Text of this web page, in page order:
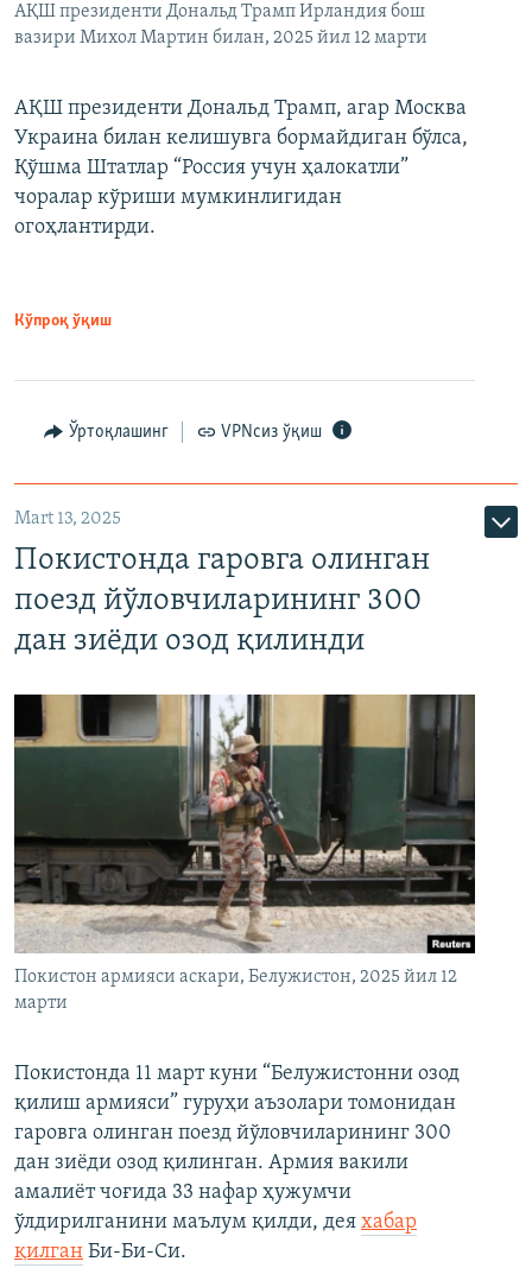
АҚШ президенти Дональд Трамп Ирландия бош
вазири Михол Мартин билан, 2025 йил 12 марти
АҚШ президенти Дональд Трамп, агар Москва
Украина билан келишувга бормайдиган бўлса,
Қўшма Штатлар “Россия учун ҳалокатли”
чоралар кўриши мумкинлигидан
огоҳлантирди.
Кўпроқ ўқиш
Ўртоқлашинг VPNсиз ўқиш
Mart 13, 2025
Покистонда гаровга олинган
поезд йўловчиларининг 300
дан зиёди озод қилинди
Покистон армияси аскари, Белужистон, 2025 йил 12
марти
Покистонда 11 март куни “Белужистонни озод
қилиш армияси” гуруҳи аъзолари томонидан
гаровга олинган поезд йўловчиларининг 300
дан зиёди озод қилинган. Армия вакили
амалиёт чоғида 33 нафар ҳужумчи
ўлдирилганини маълум қилди, дея хабар
қилган Би-Би-Си.